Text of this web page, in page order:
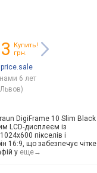
Купить!
грн.
6 лет
DigiFrame 10 Slim Black
LCD-дисплеєм із
пікселів і
16:9, що забезпечує чітке
у еще→